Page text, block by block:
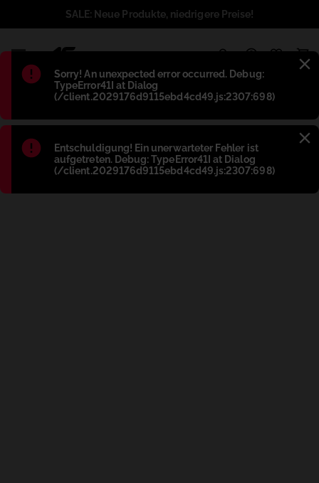
Błąd:
Sorry! An unexpected error occurred. Debug:
TypeError41I at Dialog
(/client.2029176d9115ebd4cd49.js:2307:698)
Błąd:
Entschuldigung! Ein unerwarteter Fehler ist
aufgetreten. Debug: TypeError41I at Dialog
(/client.2029176d9115ebd4cd49.js:2307:698)
SALE: Neue Produkte, niedrigere Preise!